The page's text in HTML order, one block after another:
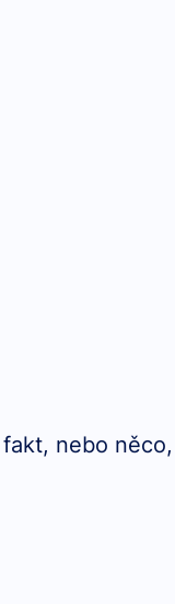
nebo